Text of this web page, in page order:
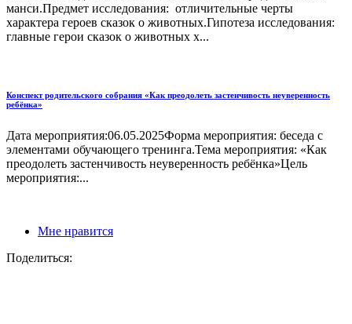
манси.Предмет исследования: отличительные черты
характера героев сказок о животных.Гипотеза исследования:
главные герои сказок о животных х...
Конспект родительского собрания «Как преодолеть застенчивость неуверенность
ребёнка»
Дата мероприятия:06.05.2025Форма мероприятия: беседа с
элементами обучающего тренинга.Тема мероприятия: «Как
преодолеть застенчивость неуверенность ребёнка»Цель
мероприятия:...
Мне нравится
Поделиться: